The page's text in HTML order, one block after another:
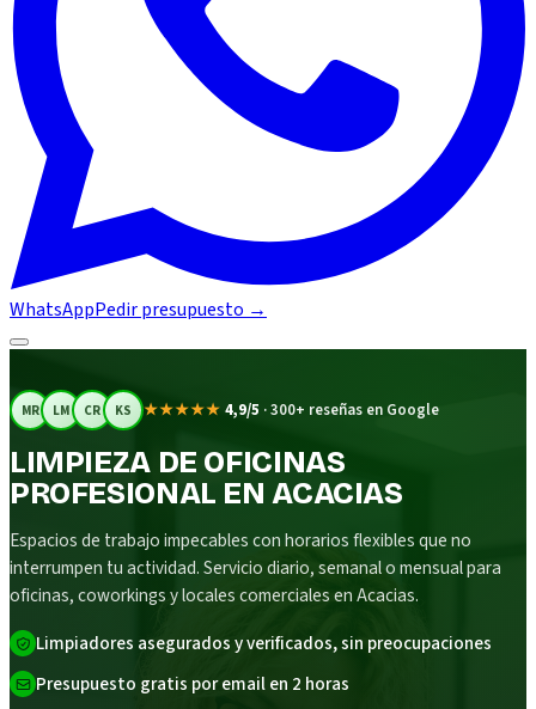
WhatsAppPedir presupuesto →
MR LM CR KS ★★★★★ 4,9/5 ·300+ reseñas en Google
LIMPIEZA DE OFICINAS
PROFESIONAL EN ACACIAS
Espacios de trabajo impecables con horarios flexibles que no
interrumpen tu actividad. Servicio diario, semanal o mensual para
oficinas, coworkings y locales comerciales en Acacias.
Limpiadores asegurados y verificados, sin preocupaciones
Presupuesto gratis por email en 2 horas